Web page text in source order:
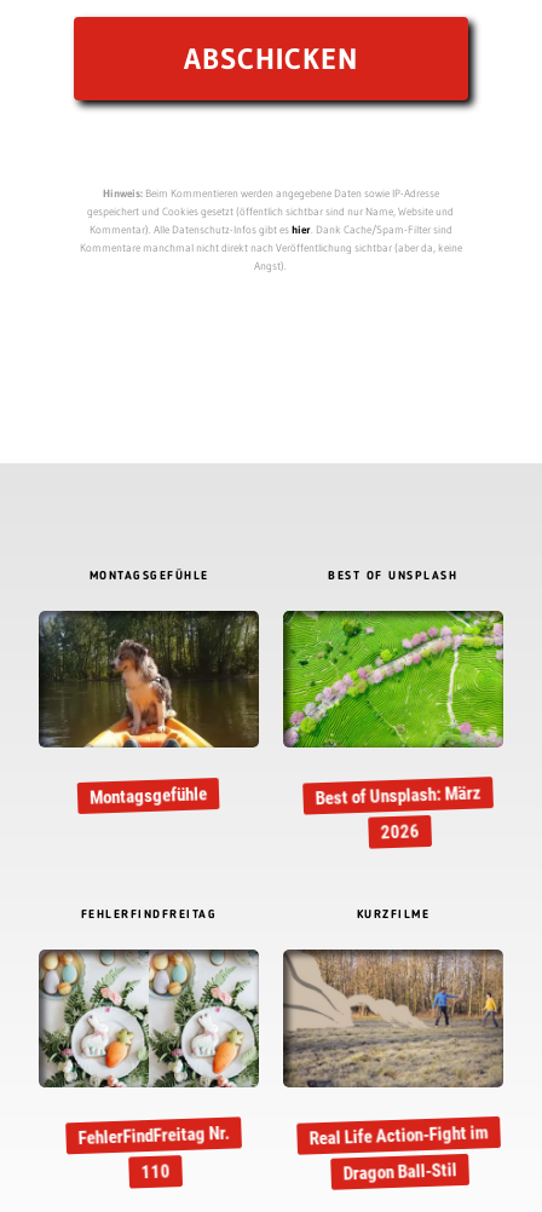
Hinweis:Beim Kommentieren werden angegebene Daten sowie IP-Adresse
gespeichert und Cookies gesetzt (öffentlich sichtbar sind nur Name, Website und
Kommentar). Alle Datenschutz-Infos gibt eshier. Dank Cache/Spam-Filter sind
Kommentare manchmal nicht direkt nach Veröffentlichung sichtbar (aber da, keine
Angst).
MONTAGSGEFÜHLE
Montagsgefühle
BEST OF UNSPLASH
Best of Unsplash: März
2026
FEHLERFINDFREITAG
FehlerFindFreitag Nr.
110
KURZFILME
Real Life Action-Fight im
Dragon Ball-Stil